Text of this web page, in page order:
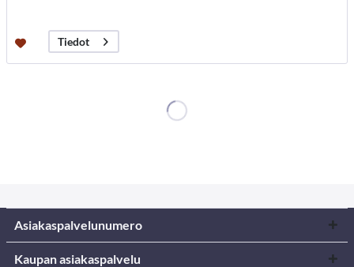
Tiedot
Asiakaspalvelunumero
Kaupan asiakaspalvelu